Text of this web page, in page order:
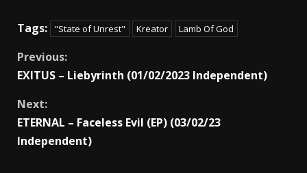
Tags: "State of Unrest" Kreator Lamb Of God
Previous:
EXITUS – Liebyrinth (01/02/2023 Independent)
Next:
ETERNAL – Faceless Evil (EP) (03/02/23
Independent)